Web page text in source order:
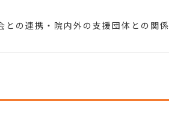
の連携・院内外の支援団体との関係